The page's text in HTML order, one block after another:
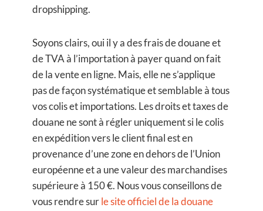
dropshipping.
Soyons clairs, oui il y a des frais de douane et
de TVA à l’importation à payer quand on fait
de la vente en ligne. Mais, elle ne s’applique
pas de façon systématique et semblable à tous
vos colis et importations. Les droits et taxes de
douane ne sont à régler uniquement si le colis
en expédition vers le client final est en
provenance d’une zone en dehors de l’Union
européenne et a une valeur des marchandises
supérieure à 150 €. Nous vous conseillons de
vous rendre surle site officiel de la douane